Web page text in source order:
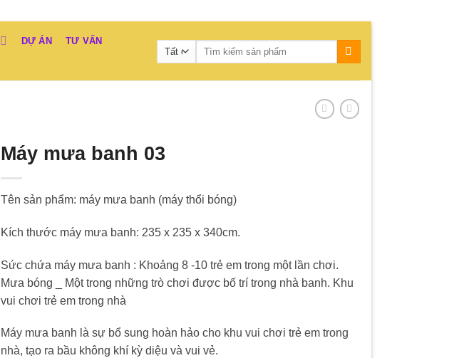
DỰ ÁN TƯ VẤN
Tìm
Máy mưa banh 03
Tên sản phẩm: máy mưa banh (máy thổi bóng)
Kích thước máy mưa banh: 235 x 235 x 340cm.
Sức chứa máy mưa banh : Khoảng 8 -10 trẻ em trong một lần chơi.
Mưa bóng _ Một trong những trò chơi được bố trí trong nhà banh. Khu
vui chơi trẻ em trong nhà
Máy mưa banh là sự bổ sung hoàn hảo cho khu vui chơi trẻ em trong
nhà, tạo ra bầu không khí kỳ diệu và vui vẻ.